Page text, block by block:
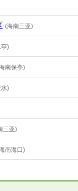
(海南三亚)
)
南保亭)
)
三亚)
南海口)